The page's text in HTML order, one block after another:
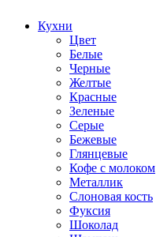
Кухни
Цвет
Белые
Черные
Желтые
Красные
Зеленые
Серые
Бежевые
Глянцевые
Кофе с молоком
Металлик
Слоновая кость
Фуксия
Шоколад